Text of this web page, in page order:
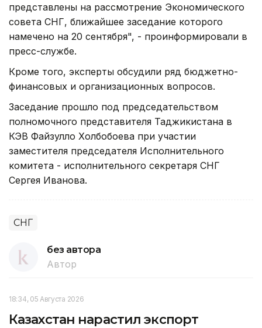
представлены на рассмотрение Экономического
совета СНГ, ближайшее заседание которого
намечено на 20 сентября", - проинформировали в
пресс-службе.
Кроме того, эксперты обсудили ряд бюджетно-
финансовых и организационных вопросов.
Заседание прошло под председательством
полномочного представителя Таджикистана в
КЭВ Файзулло Холбобоева при участии
заместителя председателя Исполнительного
комитета - исполнительного секретаря СНГ
Сергея Иванова.
СНГ
без автора
Автор
18:34, 05 Августа 2026
Казахстан нарастил экспорт